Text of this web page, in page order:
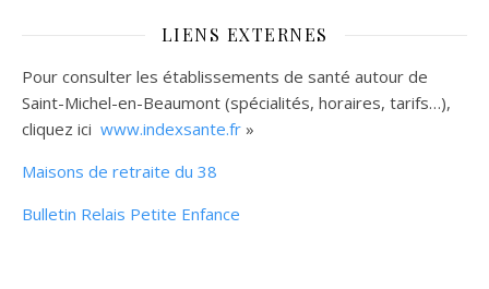
LIENS EXTERNES
Pour consulter les établissements de santé autour de
Saint-Michel-en-Beaumont (spécialités, horaires, tarifs…),
cliquez ici www.indexsante.fr »
Maisons de retraite du 38
Bulletin Relais Petite Enfance